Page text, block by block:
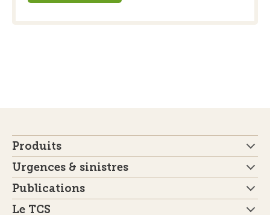
Produits
Urgences & sinistres
Publications
Le TCS